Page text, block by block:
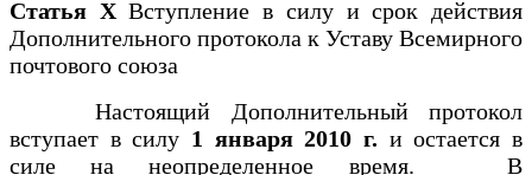
Статья XВступление в силу и срок действия
Дополнительного протокола к Уставу Всемирного
почтового союза
Настоящий Дополнительный протокол
вступает в силу 1 января 2010 г. и остается в
силе на неопределенное время. В